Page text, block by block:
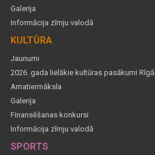
Galerija
Informācija zīmju valodā
KULTŪRA
Jaunumi
2026. gada lielākie kultūras pasākumi Rīgā
Amatiermāksla
Galerija
Finansēšanas konkursi
Informācija zīmju valodā
SPORTS